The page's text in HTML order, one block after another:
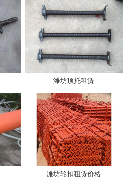
潍坊顶托租赁
潍坊轮扣租赁价格